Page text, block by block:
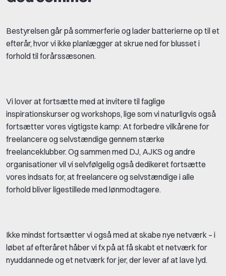
Bestyrelsen går på sommerferie og lader batterierne op til et
efterår, hvor vi ikke planlægger at skrue ned for blusset i
forhold til forårssæsonen.
Vi lover at fortsætte med at invitere til faglige
inspirationskurser og workshops, lige som vi naturligvis også
fortsætter vores vigtigste kamp: At forbedre vilkårene for
freelancere og selvstændige gennem stærke
freelanceklubber. Og sammen med DJ, AJKS og andre
organisationer vil vi selvfølgelig også dedikeret fortsætte
vores indsats for, at freelancere og selvstændige i alle
forhold bliver ligestillede med lønmodtagere.
Ikke mindst fortsætter vi også med at skabe nye netværk – i
løbet af efteråret håber vi fx på at få skabt et netværk for
nyuddannede og et netværk for jer, der lever af at lave lyd.